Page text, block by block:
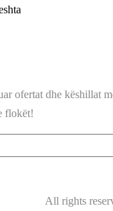
ofertat dhe këshillat
flokët!
All rights